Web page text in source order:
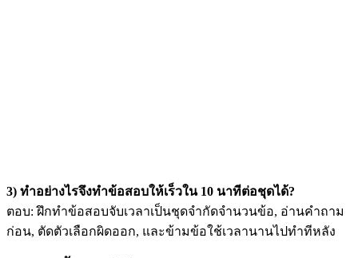
3) ทำอย่างไรจึงทำข้อสอบให้เร็วใน 10 นาทีต่อชุดได้?
ตอบ: ฝึกทำข้อสอบจับเวลาเป็นชุดจำกัดจำนวนข้อ, อ่านคำถาม
ก่อน, ตัดตัวเลือกผิดออก, และข้ามข้อใช้เวลานานไปทำทีหลัง